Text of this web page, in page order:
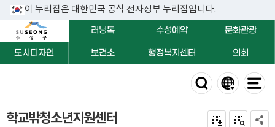
이 누리집은 대한민국 공식 전자정부 누리집입니다.
러닝톡
수성예약 문화관광
도시디자인 보건소 행정복지센터 의회
학교밖청소년지원센터 전자점자 내려받기
점자미리 보
공유